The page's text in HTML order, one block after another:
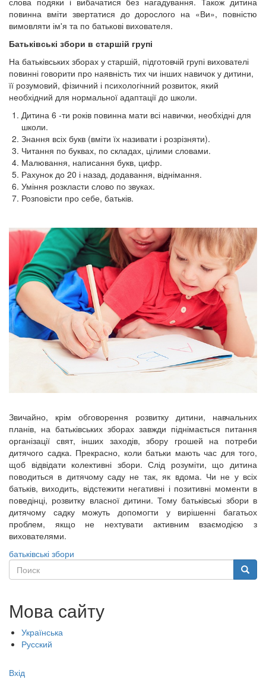
повинна вміти звертатися до дорослого на «Ви», повністю
вимовляти ім'я та по батькові вихователя.
Батьківські збори в старшій групі
На батьківських зборах у старшій, підготовчій групі вихователі
повинні говорити про наявність тих чи інших навичок у дитини,
її розумовий, фізичний і психологічний розвиток, який
необхідний для нормальної адаптації до школи.
Дитина 6 -ти років повинна мати всі навички, необхідні для
школи.
Знання всіх букв (вміти їх називати і розрізняти).
Читання по буквах, по складах, цілими словами.
Малювання, написання букв, цифр.
Рахунок до 20 і назад, додавання, віднімання.
Уміння розкласти слово по звуках.
Розповісти про себе, батьків.
Звичайно, крім обговорення розвитку дитини, навчальних
планів, на батьківських зборах завжди піднімається питання
організації свят, інших заходів, збору грошей на потреби
дитячого садка. Прекрасно, коли батьки мають час для того,
щоб відвідати колективні збори. Слід розуміти, що дитина
поводиться в дитячому саду не так, як вдома. Чи не у всіх
батьків, виходить, відстежити негативні і позитивні моменти в
поведінці, розвитку власної дитини. Тому батьківські збори в
дитячому садку можуть допомогти у вирішенні багатьох
проблем, якщо не нехтувати активним взаємодією з
вихователями.
батьківські збори
Поиск
Поиск
Мова сайту
Українська
Русский
Меню
Вхід